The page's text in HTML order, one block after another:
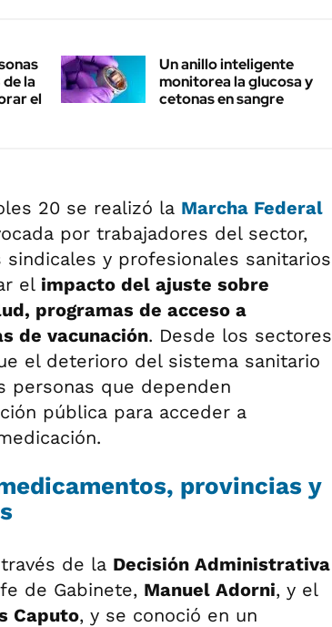
la
el
Un anillo inteligente
monitorea la glucosa y
cetonas en sangre
20 se realizó la Marcha Federal
por trabajadores del sector,
sindicales y profesionales sanitarios
el impacto del ajuste sobre
programas de acceso a
de vacunación. Desde los sectores
el deterioro del sistema sanitario
personas que dependen
pública para acceder a
provincias y
de la Decisión Administrativa
de Gabinete, Manuel Adorni, y el
Caputo, y se conoció en un